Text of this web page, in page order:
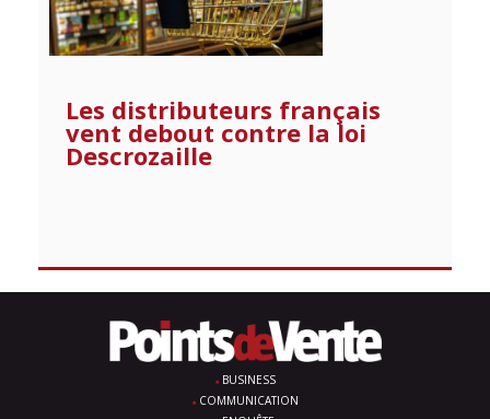
Les distributeurs français
vent debout contre la loi
Descrozaille
BUSINESS
COMMUNICATION